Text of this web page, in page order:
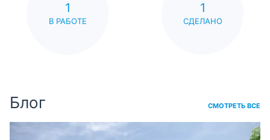
1
В РАБОТЕ
1
СДЕЛАНО
Блог СМОТРЕТЬ ВСЕ